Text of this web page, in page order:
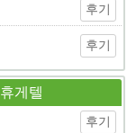
후기
후기
휴게텔
후기